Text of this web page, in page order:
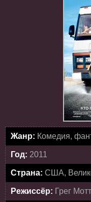
Жанр: Комедия,
Год: 2011
Страна: США,
Режиссёр: Грег